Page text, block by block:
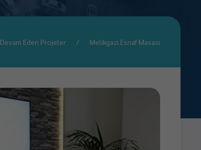
Devam Eden Projeler Melikgazi Esnaf Masası